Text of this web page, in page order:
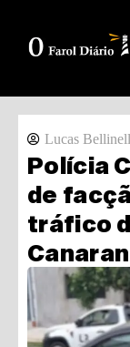
Lucas
Polícia
de
tráfico